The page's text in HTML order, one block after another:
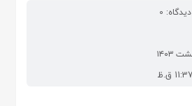
دیدگاه: 0